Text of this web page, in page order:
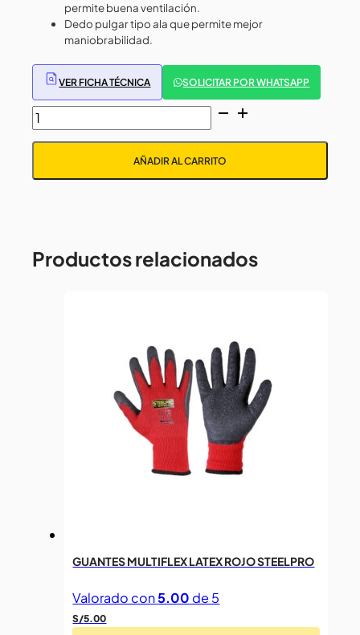
permite buena ventilación.
Dedo pulgar tipo ala que permite mejor
maniobrabilidad.
VER FICHA TÉCNICA SOLICITAR POR WHATSAPP
GUANTES
DE
AÑADIR AL CARRITO
Productos relacionados
GUANTES MULTIFLEX LATEX ROJO STEELPRO
Valorado con5.00 de 5
S/5.00